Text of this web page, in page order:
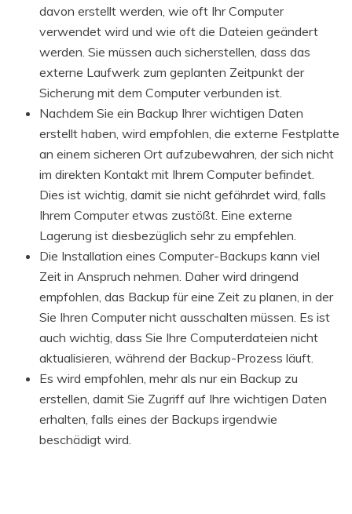
davon erstellt werden, wie oft Ihr Computer
verwendet wird und wie oft die Dateien geändert
werden. Sie müssen auch sicherstellen, dass das
externe Laufwerk zum geplanten Zeitpunkt der
Sicherung mit dem Computer verbunden ist.
Nachdem Sie ein Backup Ihrer wichtigen Daten
erstellt haben, wird empfohlen, die externe Festplatte
an einem sicheren Ort aufzubewahren, der sich nicht
im direkten Kontakt mit Ihrem Computer befindet.
Dies ist wichtig, damit sie nicht gefährdet wird, falls
Ihrem Computer etwas zustößt. Eine externe
Lagerung ist diesbezüglich sehr zu empfehlen.
Die Installation eines Computer-Backups kann viel
Zeit in Anspruch nehmen. Daher wird dringend
empfohlen, das Backup für eine Zeit zu planen, in der
Sie Ihren Computer nicht ausschalten müssen. Es ist
auch wichtig, dass Sie Ihre Computerdateien nicht
aktualisieren, während der Backup-Prozess läuft.
Es wird empfohlen, mehr als nur ein Backup zu
erstellen, damit Sie Zugriff auf Ihre wichtigen Daten
erhalten, falls eines der Backups irgendwie
beschädigt wird.